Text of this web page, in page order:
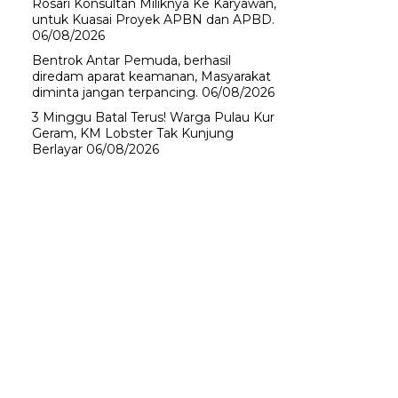
Rosari Konsultan Miliknya Ke Karyawan,
untuk Kuasai Proyek APBN dan APBD.
06/08/2026
Bentrok Antar Pemuda, berhasil
diredam aparat keamanan, Masyarakat
diminta jangan terpancing. 06/08/2026
3 Minggu Batal Terus! Warga Pulau Kur
Geram, KM Lobster Tak Kunjung
Berlayar 06/08/2026